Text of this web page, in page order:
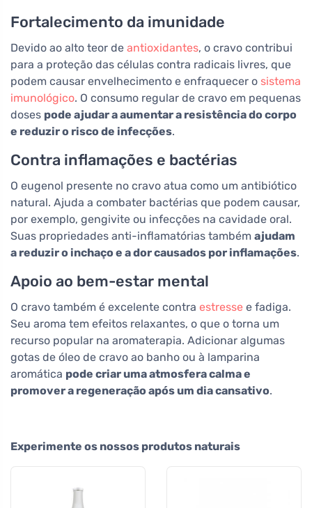
Fortalecimento da imunidade
Devido ao alto teor de antioxidantes, o cravo contribui
para a proteção das células contra radicais livres, que
podem causar envelhecimento e enfraquecer o sistema
imunológico. O consumo regular de cravo em pequenas
doses pode ajudar a aumentar a resistência do corpo
e reduzir o risco de infecções.
Contra inflamações e bactérias
O eugenol presente no cravo atua como um antibiótico
natural. Ajuda a combater bactérias que podem causar,
por exemplo, gengivite ou infecções na cavidade oral.
Suas propriedades anti-inflamatórias também ajudam
a reduzir o inchaço e a dor causados por inflamações.
Apoio ao bem-estar mental
O cravo também é excelente contra estresse e fadiga.
Seu aroma tem efeitos relaxantes, o que o torna um
recurso popular na aromaterapia. Adicionar algumas
gotas de óleo de cravo ao banho ou à lamparina
aromática pode criar uma atmosfera calma e
promover a regeneração após um dia cansativo.
Experimente os nossos produtos naturais